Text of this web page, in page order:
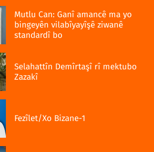
Mutlu Can: Ganî amancê ma yo
bingeyên vilabîyayîşê ziwanê
standardî bo
Selahattîn Demîrtaşî rî mektubo
Zazakî
Fezîlet/Xo Bizane-1